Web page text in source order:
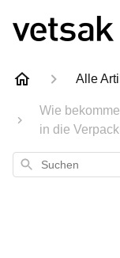
Alle
Wie
in die
Suchen